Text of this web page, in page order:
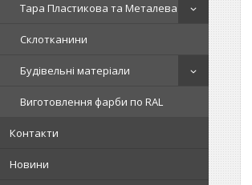
Тара Пластикова та Металева
Склотканини
Будівельні матеріали
Виготовлення фарби по RAL
Контакти
Новини